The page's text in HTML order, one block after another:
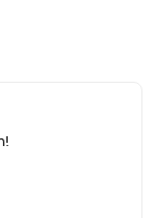
ve diğer